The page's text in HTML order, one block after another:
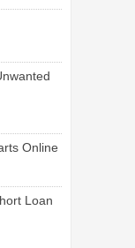
Online
Loan